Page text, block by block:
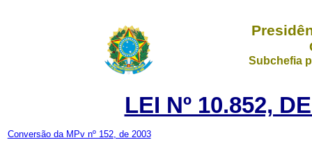
Subchefia
LEI Nº 10.852,
Conversão da MPv nº 152, de 2003